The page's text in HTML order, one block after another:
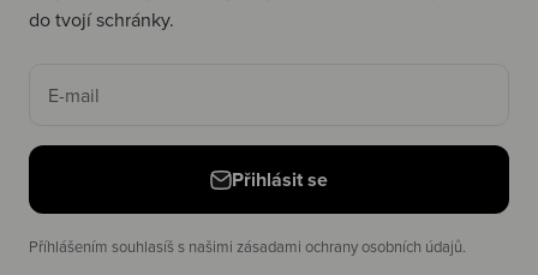
do tvojí schránky.
E-mail
Přihlásit se
Příhlášením souhlasíš s našimi zásadami ochrany osobních údajů.